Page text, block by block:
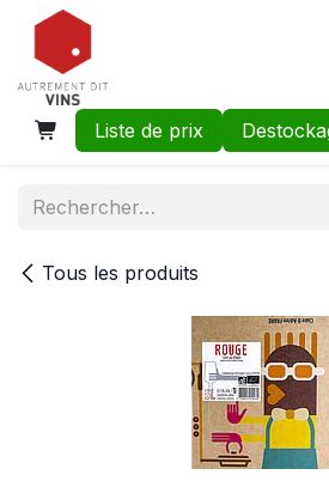
Se rendre au contenu
Liste de prix
Tous les produits